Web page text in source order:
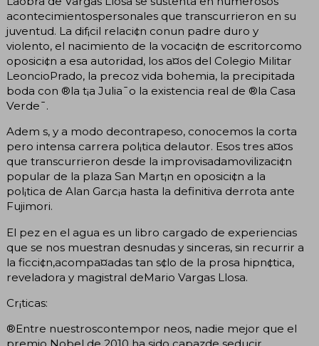
acontecimientospersonales que transcurrieron en su
juventud. La dif¡cil relaci¢n conun padre duro y
violento, el nacimiento de la vocaci¢n de escritorcomo
oposici¢n a esa autoridad, los a¤os del Colegio Militar
LeoncioPrado, la precoz vida bohemia, la precipitada
boda con ®la t¡a Julia¯o la existencia real de ®la Casa
Verde¯.
Adem s, y a modo decontrapeso, conocemos la corta
pero intensa carrera pol¡tica delautor. Esos tres a¤os
que transcurrieron desde la improvisadamovilizaci¢n
popular de la plaza San Mart¡n en oposici¢n a la
pol¡tica de Alan Garc¡a hasta la definitiva derrota ante
Fujimori.
El pez en el agua es un libro cargado de experiencias
que se nos muestran desnudas y sinceras, sin recurrir a
la ficci¢n,acompa¤adas tan s¢lo de la prosa hipn¢tica,
reveladora y magistral deMario Vargas Llosa.
Cr¡ticas:
®Entre nuestroscontempor neos, nadie mejor que el